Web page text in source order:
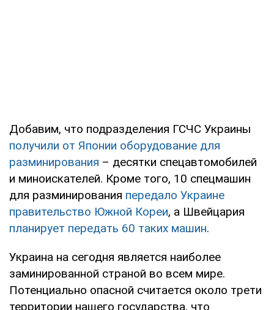
Добавим, что подразделения ГСЧС Украины
получили от Японии оборудование для
разминирования – десятки спецавтомобилей
и миноискателей. Кроме того, 10 спецмашин
для разминирования передало Украине
правительство Южной Кореи, а Швейцария
планирует передать 60 таких машин.
Украина на сегодня является наиболее
заминированной страной во всем мире.
Потенциально опасной считается около трети
территории нашего государства, что